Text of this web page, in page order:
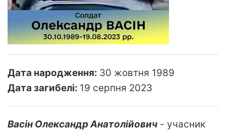
Дата народження: 30 жовтня 1989
Дата загибелі: 19 серпня 2023
Васін Олександр Анатолійович - учасник